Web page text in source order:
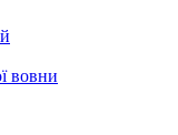
вовни